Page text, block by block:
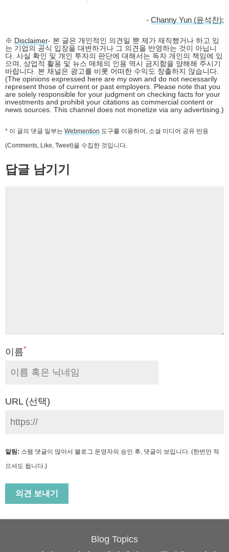
- Channy Yun (윤석찬);
※ Disclaimer- 본 글은 개인적인 의견일 뿐 제가 재직했거나 하고 있
는 기업의 공식 입장을 대변하거나 그 의견을 반영하는 것이 아닙니
다. 사실 확인 및 개인 투자의 판단에 대해서는 독자 개인의 책임에 있
으며, 상업적 활용 및 뉴스 매체의 인용 역시 금지함을 양해해 주시기
바랍니다. 본 채널은 광고를 비롯 어떠한 수익도 창출하지 않습니다.
(The opinions expressed here are my own and do not necessarily
represent those of current or past employers. Please note that you
are solely responsible for your judgment on checking facts for your
investments and prohibit your citations as commercial content or
news sources. This channel does not monetize via any advertising.)
* 이 글의 댓글 일부는 Webmention 도구를 이용하여, 소셜 미디어 공유 반응
(Comments, Like, Tweet)을 수집한 것입니다.
답글 남기기
이름*
URL (선택)
알림: 스팸 댓글이 많아서 블로그 운영자의 승인 후, 댓글이 보입니다. (한번만 적
으셔도 됩니다.)
Blog Topics